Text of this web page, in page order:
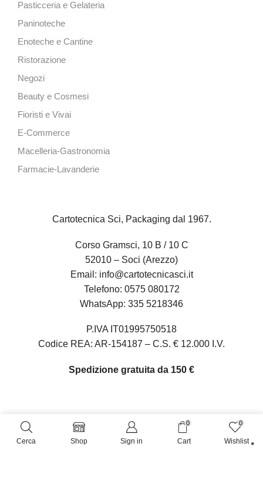
Cerca Shop Sign in
0
Cart
0
Wishlist
Pasticceria e Gelateria
Paninoteche
Enoteche e Cantine
Ristorazione
Negozi
Beauty e Cosmesi
Fioristi e Vivai
E-Commerce
Macelleria-Gastronomia
Farmacie-Lavanderie
Cartotecnica Sci, Packaging dal 1967.
Corso Gramsci, 10 B / 10 C
52010 – Soci (Arezzo)
Email: info@cartotecnicasci.it
Telefono: 0575 080172
WhatsApp: 335 5218346
P.IVA IT01995750518
Codice REA: AR-154187 – C.S. € 12.000 I.V.
Spedizione gratuita da 150 €
Oltre 10.000 clienti ci hanno già scelto